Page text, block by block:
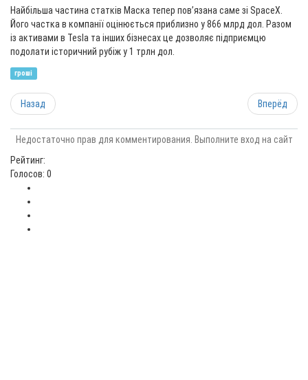
Найбільша частина статків Маска тепер пов’язана саме зі SpaceX.
Його частка в компанії оцінюється приблизно у 866 млрд дол. Разом
із активами в Tesla та інших бізнесах це дозволяє підприємцю
подолати історичний рубіж у 1 трлн дол.
гроші
Назад Вперёд
Недостаточно прав для комментирования. Выполните вход на сайт
Рейтинг:
Голосов: 0